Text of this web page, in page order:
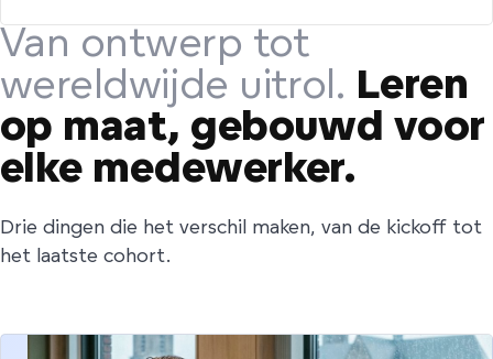
Van ontwerp tot
wereldwijde uitrol. Leren
op maat, gebouwd voor
elke medewerker.
Drie dingen die het verschil maken, van de kickoff tot
het laatste cohort.